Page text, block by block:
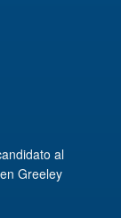
al
Greeley